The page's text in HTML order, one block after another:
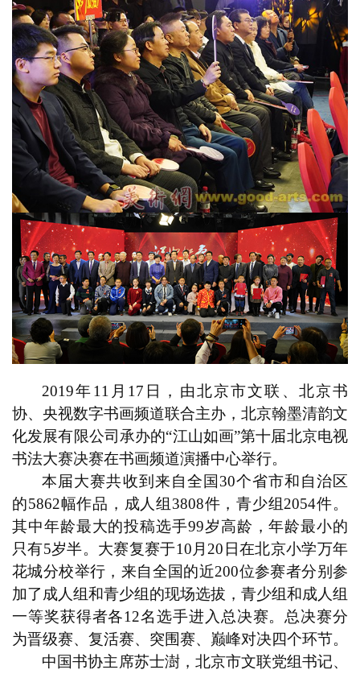
錯
用
錯
的
繁
體
字
一
百
2019年11 月 17 日，由北京市文联、北京书
协、央视数字书画频道联合主办，北京翰墨清韵文
化发展有限公司承办的“江山如画”第十届北京电视
书法大赛决赛在书画频道演播中心举行。
本届大赛共收到来自全国30个省市和自治区
的5862幅作品，成人组 3808件，青少组2054件。
其中年龄最大的投稿选手99岁高龄，年龄最小的
只有5岁半。大赛复赛于10 月 20 日在北京小学万年
花城分校举行，来自全国的近200位参赛者分别参
加了成人组和青少组的现场选拔，青少组和成人组
一等奖获得者各12名选手进入总决赛。总决赛分
为晋级赛、复活赛、突围赛、巅峰对决四个环节。
中国书协主席苏士澍，北京市文联党组书记、